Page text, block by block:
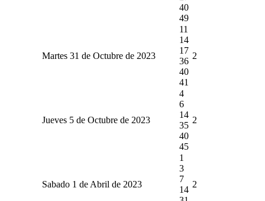
40
49
Martes 31 de Octubre de 2023
11
14
17
36
40
41
2
Jueves 5 de Octubre de 2023
4
6
14
35
40
45
2
Sabado 1 de Abril de 2023
1
3
7
14
2